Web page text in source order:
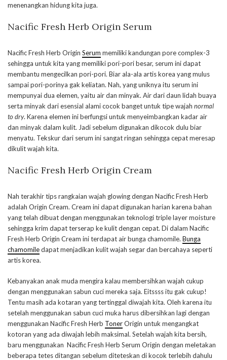
menenangkan hidung kita juga.
Nacific Fresh Herb Origin Serum
Nacific Fresh Herb Origin Serum memiliki kandungan pore complex-3
sehingga untuk kita yang memiliki pori-pori besar, serum ini dapat
membantu mengecilkan pori-pori. Biar ala-ala artis korea yang mulus
sampai pori-porinya gak keliatan. Nah, yang uniknya itu serum ini
mempunyai dua elemen, yaitu air dan minyak. Air dari daun lidah buaya
serta minyak dari esensial alami cocok banget untuk tipe wajah normal
to dry. Karena elemen ini berfungsi untuk menyeimbangkan kadar air
dan minyak dalam kulit. Jadi sebelum digunakan dikocok dulu biar
menyatu. Tekskur dari serum ini sangat ringan sehingga cepat meresap
dikulit wajah kita.
Nacific Fresh Herb Origin Cream
Nah terakhir tips rangkaian wajah glowing dengan Nacific Fresh Herb
adalah Origin Cream. Cream ini dapat digunakan harian karena bahan
yang telah dibuat dengan menggunakan teknologi triple layer moisture
sehingga krim dapat terserap ke kulit dengan cepat. Di dalam Nacific
Fresh Herb Origin Cream ini terdapat air bunga chamomile. Bunga
chamomiledapat menjadikan kulit wajah segar dan bercahaya seperti
artis korea.
Kebanyakan anak muda mengira kalau membersihkan wajah cukup
dengan menggunakan sabun cuci mereka saja. Eitssss itu gak cukup!
Tentu masih ada kotaran yang tertinggal diwajah kita. Oleh karena itu
setelah menggunakan sabun cuci muka harus dibersihkan lagi dengan
menggunakan Nacific Fresh Herb TonerOrigin untuk mengangkat
kotoran yang ada diwajah lebih maksimal. Setelah wajah kita bersih,
baru menggunakan Nacific Fresh Herb Serum Origin dengan meletakan
beberapa tetes ditangan sebelum diteteskan di kocok terlebih dahulu